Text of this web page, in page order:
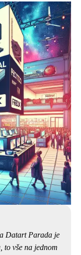
Datart Parada je
to vše na jednom